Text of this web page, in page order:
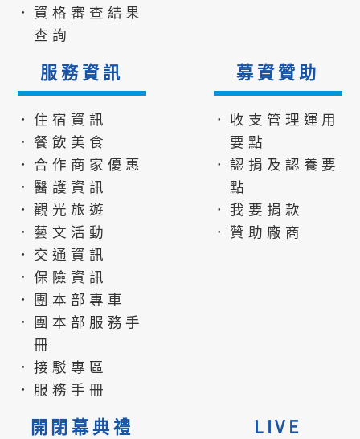
．資格審查結果
查詢
服務資訊
．住宿資訊
．餐飲美食
．合作商家優惠
．醫護資訊
．觀光旅遊
．藝文活動
．交通資訊
．保險資訊
．團本部專車
．團本部服務手
冊
．接駁專區
．服務手冊
募資贊助
．收支管理運用
要點
．認捐及認養要
點
．我要捐款
．贊助廠商
開閉幕典禮 LIVE